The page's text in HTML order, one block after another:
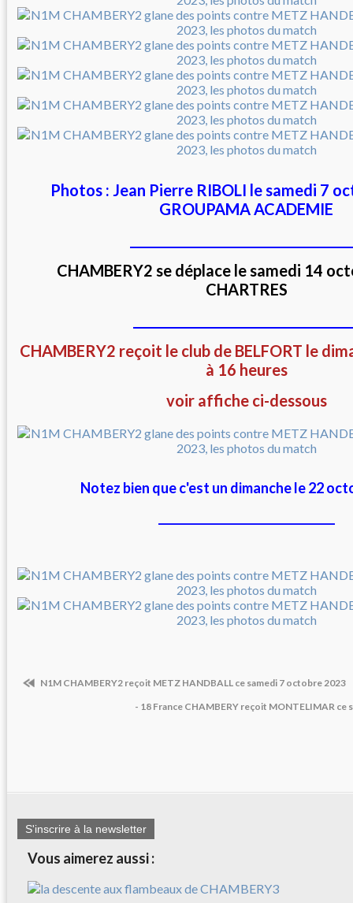
Photos : Jean Pierre RIBOLI le samedi 7
GROUPAMA ACADEMIE
CHAMBERY2 se déplace le samedi 14
CHARTRES
CHAMBERY2 reçoit le club de BELFORT le
à 16 heures
voir affiche ci-dessous
Notez bien que c'est un dimanche le 22
N1M CHAMBERY2 reçoit METZ HANDBALL ce samedi 7 octobre 2023
- 18 France CHAMBERY reçoit MONTELIMAR ce
S'inscrire à la newsletter
Vous aimerez aussi :